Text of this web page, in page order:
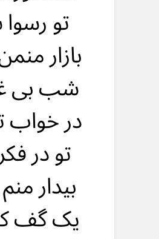
تو
بازار
شب بی
در خواب
تو در
بيدار
يک گف